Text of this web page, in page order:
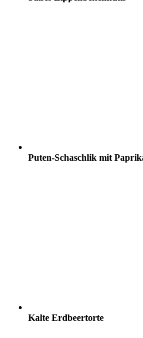
Puten-Schaschlik mit
Kalte Erdbeertorte